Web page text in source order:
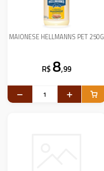
MAIONESE HELLMANNS PET 250G
R$ 8,99